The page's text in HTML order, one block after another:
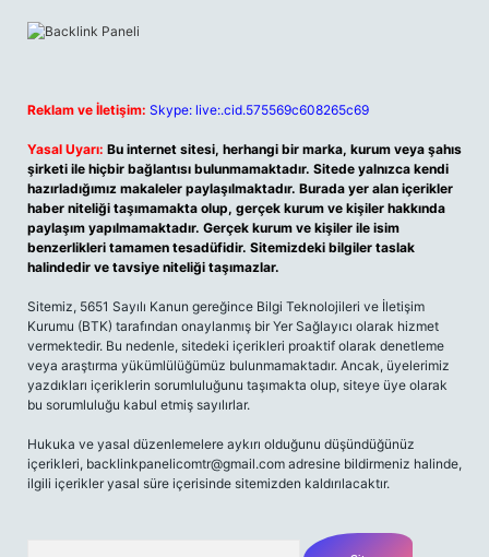
Reklam ve İletişim: Skype: live:.cid.575569c608265c69
Yasal Uyarı: Bu internet sitesi, herhangi bir marka, kurum veya şahıs
şirketi ile hiçbir bağlantısı bulunmamaktadır. Sitede yalnızca kendi
hazırladığımız makaleler paylaşılmaktadır. Burada yer alan içerikler
haber niteliği taşımamakta olup, gerçek kurum ve kişiler hakkında
paylaşım yapılmamaktadır. Gerçek kurum ve kişiler ile isim
benzerlikleri tamamen tesadüfidir. Sitemizdeki bilgiler taslak
halindedir ve tavsiye niteliği taşımazlar.
Sitemiz, 5651 Sayılı Kanun gereğince Bilgi Teknolojileri ve İletişim
Kurumu (BTK) tarafından onaylanmış bir Yer Sağlayıcı olarak hizmet
vermektedir. Bu nedenle, sitedeki içerikleri proaktif olarak denetleme
veya araştırma yükümlülüğümüz bulunmamaktadır. Ancak, üyelerimiz
yazdıkları içeriklerin sorumluluğunu taşımakta olup, siteye üye olarak
bu sorumluluğu kabul etmiş sayılırlar.
Hukuka ve yasal düzenlemelere aykırı olduğunu düşündüğünüz
içerikleri, backlinkpanelicomtr@gmail.com adresine bildirmeniz halinde,
ilgili içerikler yasal süre içerisinde sitemizden kaldırılacaktır.